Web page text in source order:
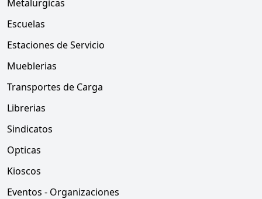
Metalurgicas
Escuelas
Estaciones de Servicio
Mueblerias
Transportes de Carga
Librerias
Sindicatos
Opticas
Kioscos
Eventos - Organizaciones